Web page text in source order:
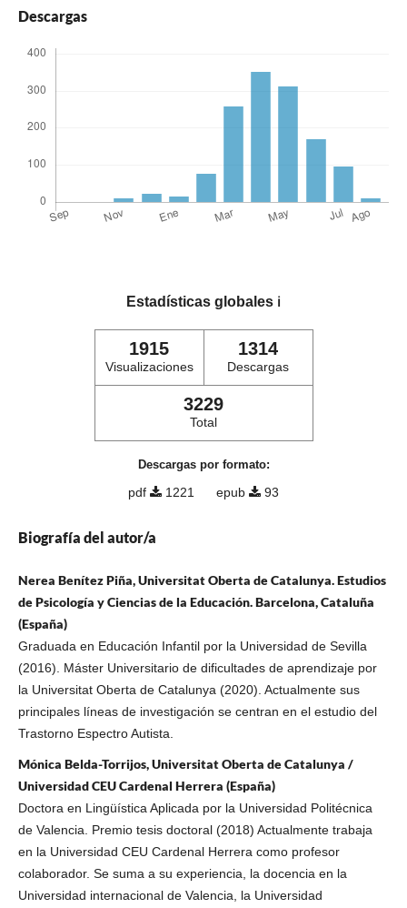
Descargas
Estadísticas globales ℹ️
1915
Visualizaciones
1314
Descargas
3229
Total
Descargas por formato:
pdf 1221 epub 93
Biografía del autor/a
Nerea Benítez Piña, Universitat Oberta de Catalunya. Estudios
de Psicología y Ciencias de la Educación. Barcelona, Cataluña
(España)
Graduada en Educación Infantil por la Universidad de Sevilla
(2016). Máster Universitario de dificultades de aprendizaje por
la Universitat Oberta de Catalunya (2020). Actualmente sus
principales líneas de investigación se centran en el estudio del
Trastorno Espectro Autista.
Mónica Belda-Torrijos, Universitat Oberta de Catalunya /
Universidad CEU Cardenal Herrera (España)
Doctora en Lingüística Aplicada por la Universidad Politécnica
de Valencia. Premio tesis doctoral (2018) Actualmente trabaja
en la Universidad CEU Cardenal Herrera como profesor
colaborador. Se suma a su experiencia, la docencia en la
Universidad internacional de Valencia, la Universidad